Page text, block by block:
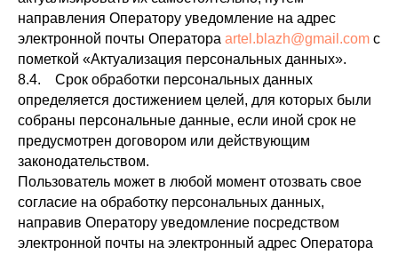
направления Оператору уведомление на адрес
электронной почты Оператора artel.blazh@gmail.com с
пометкой «Актуализация персональных данных».
8.4. Срок обработки персональных данных
определяется достижением целей, для которых были
собраны персональные данные, если иной срок не
предусмотрен договором или действующим
законодательством.
Пользователь может в любой момент отозвать свое
согласие на обработку персональных данных,
направив Оператору уведомление посредством
электронной почты на электронный адрес Оператора